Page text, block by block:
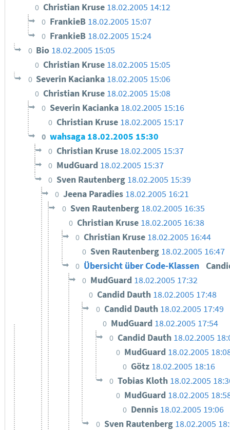
0 Christian Kruse 18.02.2005 14:12
0 FrankieB 18.02.2005 15:07
0 FrankieB 18.02.2005 15:24
0 Bio 18.02.2005 15:05
0 Christian Kruse 18.02.2005 15:05
0 Severin Kacianka 18.02.2005 15:06
0 Christian Kruse 18.02.2005 15:08
0 Severin Kacianka 18.02.2005 15:16
0 Christian Kruse 18.02.2005 15:17
0 wahsaga 18.02.2005 15:30
0 Christian Kruse 18.02.2005 15:37
0 MudGuard 18.02.2005 15:37
0 Sven Rautenberg 18.02.2005 15:39
0 Jeena Paradies 18.02.2005 16:21
0 Sven Rautenberg 18.02.2005 16:35
0 Christian Kruse 18.02.2005 16:38
0 Christian Kruse 18.02.2005 16:44
0 Sven Rautenberg 18.02.2005 16:47
0 Übersicht über Code-Klassen
0 MudGuard 18.02.2005 17:32
0 Candid Dauth 18.02.2005 17:48
0 Candid Dauth 18.02.2005 17:49
0 MudGuard 18.02.2005 17:54
0 Candid Dauth 18.02.2005
0 MudGuard 18.02.2005
0 Götz 18.02.2005 18:16
0 Tobias Kloth 18.02.2005
0 MudGuard 18.02.2005
0 Dennis 18.02.2005 19:06
0 Sven Rautenberg 18.02.2005